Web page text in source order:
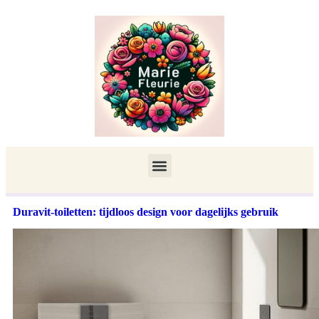
Duravit-toiletten: tijdloos design voor dagelijks gebruik